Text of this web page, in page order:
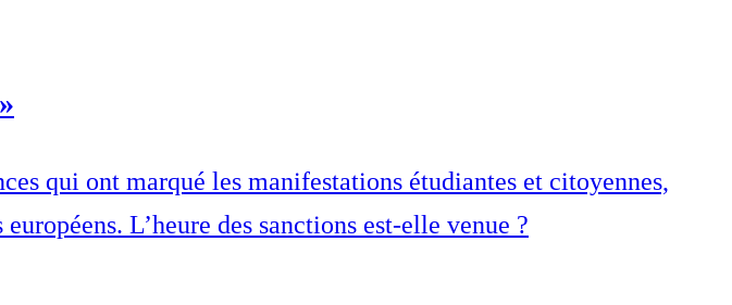
qui ont marqué les manifestations étudiantes et citoyennes,
L’heure des sanctions est-elle venue ?